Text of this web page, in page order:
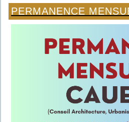
PERMANENCE